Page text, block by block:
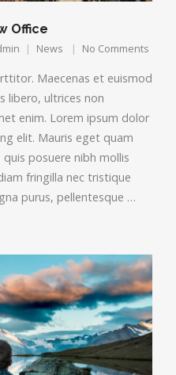
Office
News No Comments
Maecenas et euismod
libero, ultrices non
enim. Lorem ipsum dolor
elit. Mauris eget quam
posuere nibh mollis
fringilla nec tristique
purus, pellentesque …